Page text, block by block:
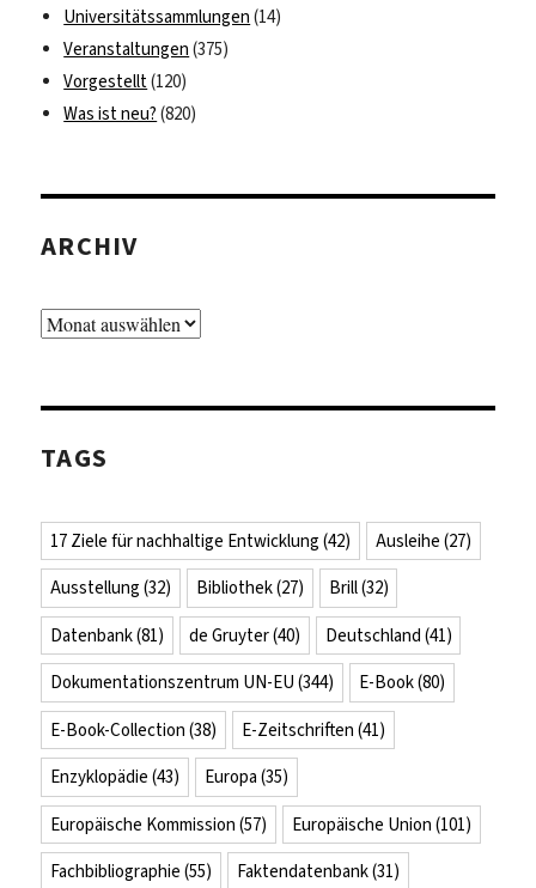
Universitätssammlungen (14)
Veranstaltungen (375)
Vorgestellt(120)
Was ist neu? (820)
ARCHIV
Archiv
TAGS
17 Ziele für nachhaltige Entwicklung (42) Ausleihe (27)
Ausstellung (32) Bibliothek(27) Brill(32)
Datenbank(81) de Gruyter(40) Deutschland (41)
Dokumentationszentrum UN-EU (344) E-Book(80)
E-Book-Collection (38) E-Zeitschriften (41)
Enzyklopädie (43) Europa (35)
Europäische Kommission (57) Europäische Union (101)
Fachbibliographie (55) Faktendatenbank(31)